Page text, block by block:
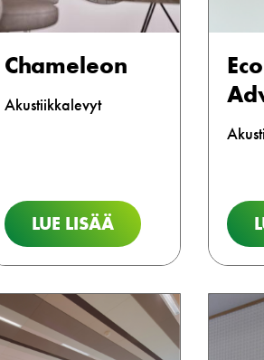
Chameleon
Akustiikkalevyt
LUE LISÄÄ